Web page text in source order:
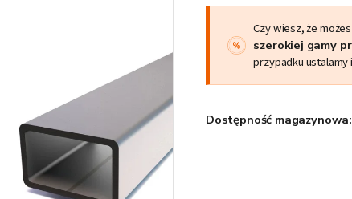
Czy wiesz, że
szerokiej gamy
przypadku
Dostępność magazynowa: